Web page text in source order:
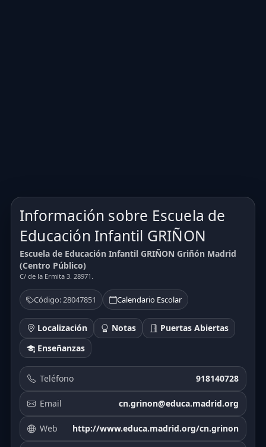
Información sobre Escuela de
Educación Infantil GRIÑON
Escuela de Educación Infantil GRIÑON Griñón Madrid
(Centro Público)
C/ de la Ermita 3. 28971.
Código: 28047851 Calendario Escolar
Localización Notas
Puertas Abiertas
Enseñanzas
Teléfono 918140728
Email cn.grinon@educa.madrid.org
Web http://www.educa.madrid.org/cn.grinon